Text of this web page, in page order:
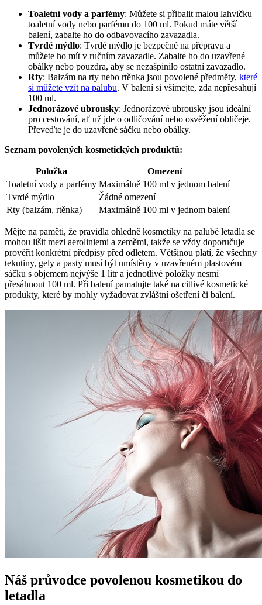
Toaletní vody a parfémy: Můžete si přibalit malou lahvičku
toaletní vody nebo parfému do 100 ml. Pokud máte větší
balení, zabalte ho do odbavovacího zavazadla.
Tvrdé mýdlo: Tvrdé mýdlo je bezpečné na přepravu a
můžete ho mít v ručním zavazadle. Zabalte ho do uzavřené
obálky nebo pouzdra, aby se nezašpinilo ostatní zavazadlo.
Rty: Balzám na rty nebo rtěnka jsou povolené předměty, které
si můžete vzít na palubu. V balení si všímejte, zda nepřesahují
100 ml.
Jednorázové ubrousky: Jednorázové ubrousky jsou ideální
pro cestování, ať už jde o odličování nebo osvěžení obličeje.
Převeďte je do uzavřené sáčku nebo obálky.
Seznam povolených kosmetických produktů:
Položka
Omezení
Toaletní vody a parfémy Maximálně 100 ml v jednom balení
Tvrdé mýdlo
Žádné omezení
Rty (balzám, rtěnka)
Maximálně 100 ml v jednom balení
Mějte na paměti, že pravidla ohledně kosmetiky na palubě letadla se
mohou lišit mezi aeroliniemi a zeměmi, takže se vždy doporučuje
prověřit konkrétní předpisy před odletem. Většinou platí, že všechny
tekutiny, gely a pasty musí být umístěny v uzavřeném plastovém
sáčku s objemem nejvýše 1 litr a jednotlivé položky nesmí
přesáhnout 100 ml. Při balení pamatujte také na citlivé kosmetické
produkty, které by mohly vyžadovat zvláštní ošetření či balení.
Náš průvodce povolenou kosmetikou do
letadla